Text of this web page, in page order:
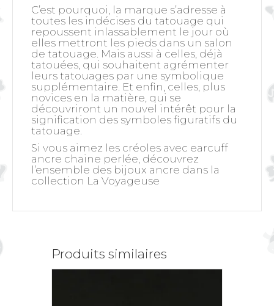
C’est pourquoi, la marque s’adresse à
toutes les indécises du tatouage qui
repoussent inlassablement le jour où
elles mettront les pieds dans un salon
de tatouage. Mais aussi à celles, déjà
tatouées, qui souhaitent agrémenter
leurs tatouages par une symbolique
supplémentaire. Et enfin, celles, plus
novices en la matière, qui se
découvriront un nouvel intérêt pour la
signification des symboles figuratifs du
tatouage.
Si vous aimez les créoles avec earcuff
ancre chaine perlée, découvrez
l’ensemble des bijoux ancre dans la
collection La Voyageuse
Produits similaires